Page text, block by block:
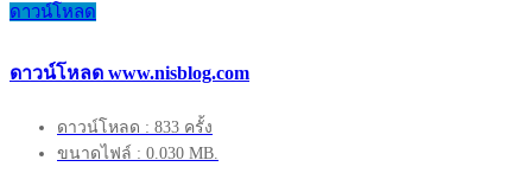
ดาวน์โหลด
ดาวน์โหลด www.nisblog.com
ดาวน์โหลด : 833 ครั้ง
ขนาดไฟล์ : 0.030 MB.